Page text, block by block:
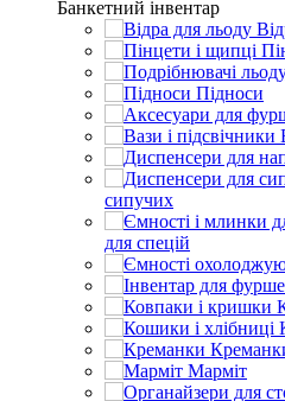
Банкетний інвентар
Підноси
сипучих
для спецій
Марміт